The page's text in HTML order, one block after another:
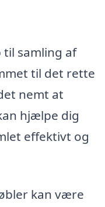
samling af
til det rette
nemt at
hjælpe dig
effektivt og
kan være